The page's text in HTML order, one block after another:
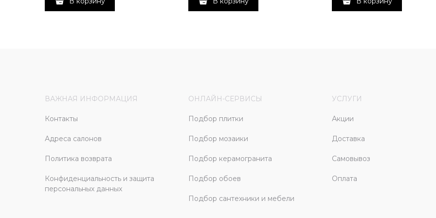
ВАЖНАЯ ИНФОРМАЦИЯ
Контакты
Адреса салонов
Политика возврата
Конфиденциальность и защита
персональных данных
ОНЛАЙН-СЕРВИСЫ
Подбор плитки
Подбор мозаики
Подбор керамогранита
Подбор обоев
Подбор сантехники и мебели
УСЛУГИ
Акции
Доставка
Самовывоз
Оплата